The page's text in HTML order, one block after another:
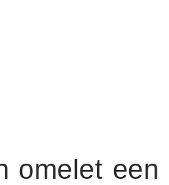
omelet een